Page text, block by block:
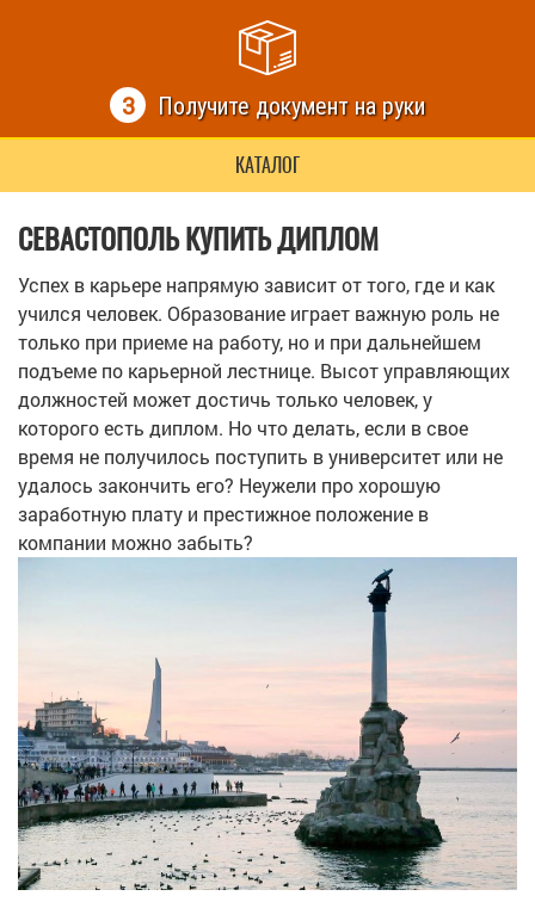
3 Получите документ на руки
КАТАЛОГ
СЕВАСТОПОЛЬ КУПИТЬ ДИПЛОМ
Успех в карьере напрямую зависит от того, где и как
учился человек. Образование играет важную роль не
только при приеме на работу, но и при дальнейшем
подъеме по карьерной лестнице. Высот управляющих
должностей может достичь только человек, у
которого есть диплом. Но что делать, если в свое
время не получилось поступить в университет или не
удалось закончить его? Неужели про хорошую
заработную плату и престижное положение в
компании можно забыть?